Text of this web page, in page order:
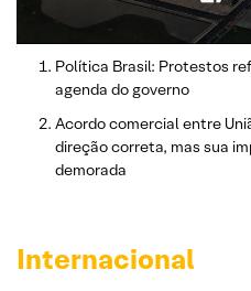
Política Brasil: Protestos
agenda do governo
Acordo comercial entre
direção correta, mas sua
demorada
Internacional